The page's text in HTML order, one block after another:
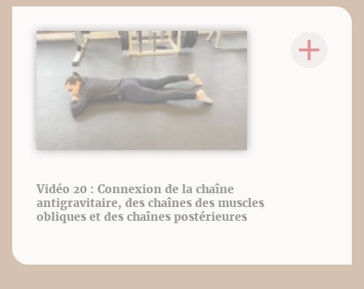
Vidéo 20 : Connexion de la chaîne
antigravitaire, des chaînes des muscles
obliques et des chaînes postérieures